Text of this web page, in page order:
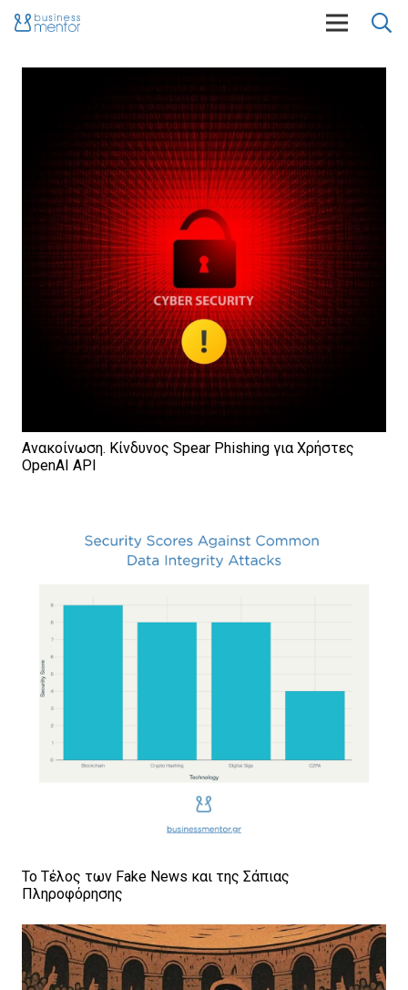
Ανακοίνωση. Κίνδυνος Spear Phishing για Χρήστες
OpenAI API
Το Τέλος των Fake News και της Σάπιας
Πληροφόρησης